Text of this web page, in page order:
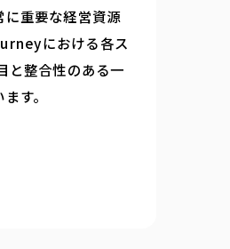
重要な経営資源
における各ス
と整合性のある一
す。